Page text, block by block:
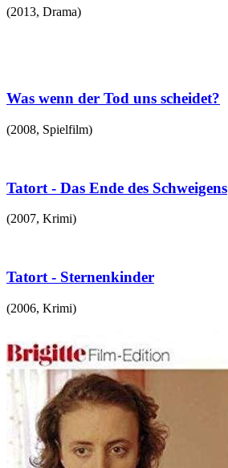
(2013, Drama)
Was wenn der Tod uns scheidet?
(2008, Spielfilm)
Tatort - Das Ende des Schweigens
(2007, Krimi)
Tatort - Sternenkinder
(2006, Krimi)